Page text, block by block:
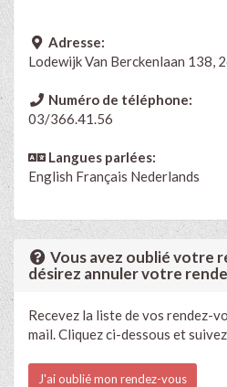
Adresse:
Lodewijk Van Berckenlaan 138,
Numéro de téléphone:
03/366.41.56
Langues parlées:
English Français Nederlands
Vous avez oublié votre
désirez annuler votre
Recevez la liste de vos rendez-
mail. Cliquez ci-dessous et
J'ai oublié mon rendez-vous